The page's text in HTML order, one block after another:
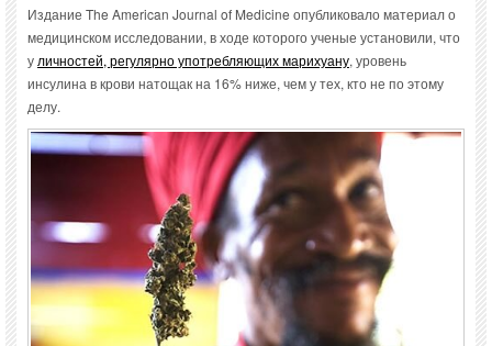
Издание The American Journal of Medicine опубликовало материал о
медицинском исследовании, в ходе которого ученые установили, что
у личностей, регулярно употребляющих марихуану, уровень
инсулина в крови натощак на 16% ниже, чем у тех, кто не по этому
делу.